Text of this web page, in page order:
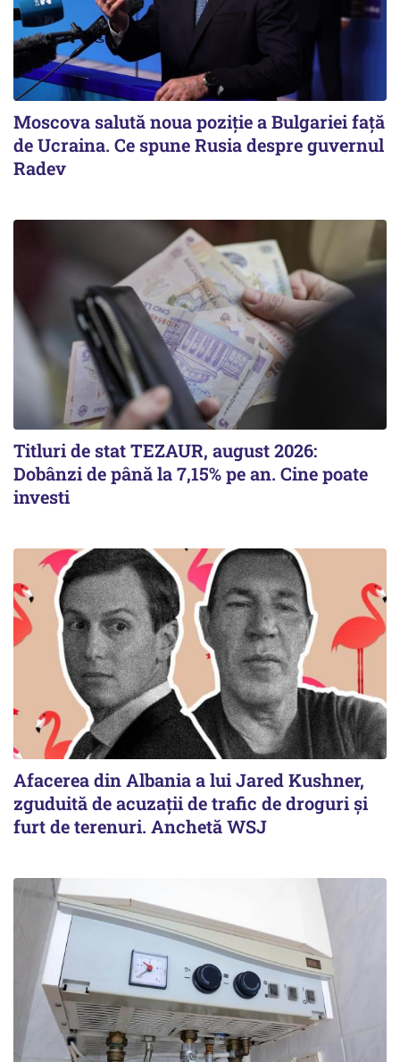
Moscova salută noua poziție a Bulgariei față
de Ucraina. Ce spune Rusia despre guvernul
Radev
Titluri de stat TEZAUR, august 2026:
Dobânzi de până la 7,15% pe an. Cine poate
investi
Afacerea din Albania a lui Jared Kushner,
zguduită de acuzații de trafic de droguri și
furt de terenuri. Anchetă WSJ